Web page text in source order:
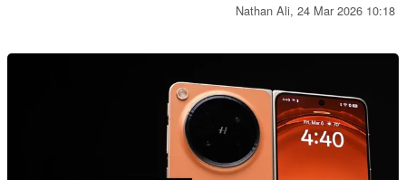
200-Мп сенсорами, дополнительными насадками-
Snapdragon 8 Elite Gen 5 под капотом.
Nathan Ali, 24 Mar 2026 10:18